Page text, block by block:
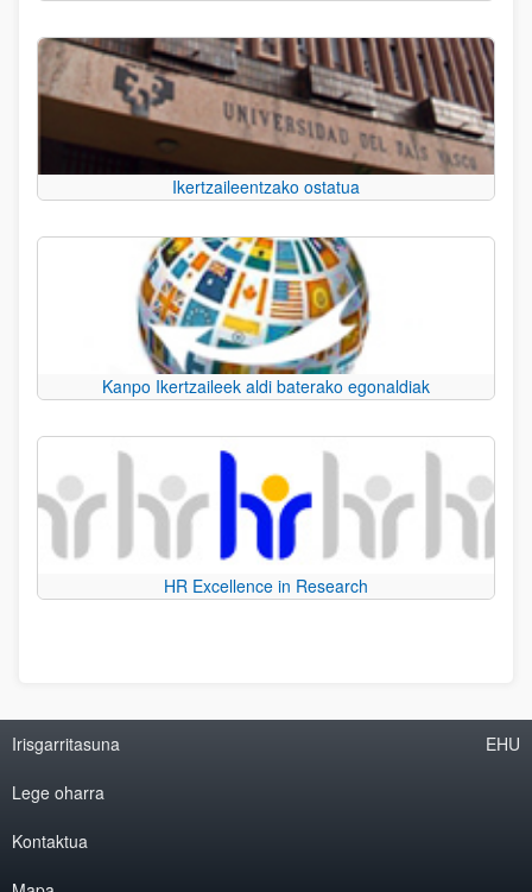
Ikertzaileentzako ostatua
Kanpo Ikertzaileek aldi baterako egonaldiak
HR Excellence in Research
Irisgarritasuna
Lege oharra
Kontaktua
EHU